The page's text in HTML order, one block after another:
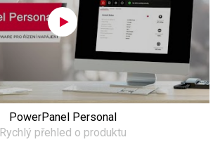
PowerPanel Personal
Rychlý přehled o produktu